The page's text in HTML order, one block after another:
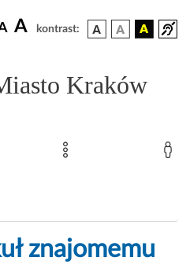
A kontrast:
Kraków
znajomemu